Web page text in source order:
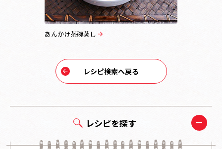
レシピを探す
あんかけ茶碗蒸し
レシピ検索へ戻る